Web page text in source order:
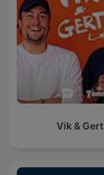
Vik & Gert